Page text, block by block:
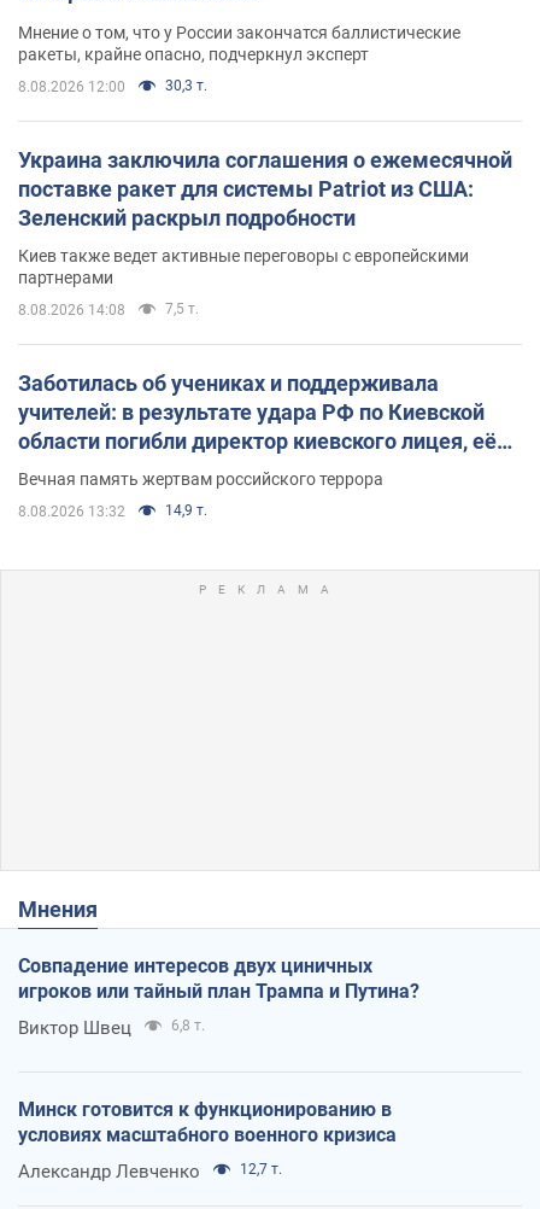
Мнение о том, что у России закончатся баллистические
ракеты, крайне опасно, подчеркнул эксперт
8.08.2026 12:00 30,3 т.
Украина заключила соглашения о ежемесячной
поставке ракет для системы Patriot из США:
Зеленский раскрыл подробности
Киев также ведет активные переговоры с европейскими
партнерами
8.08.2026 14:08 7,5 т.
Заботилась об учениках и поддерживала
учителей: в результате удара РФ по Киевской
области погибли директор киевского лицея, её
муж и внук
Вечная память жертвам российского террора
8.08.2026 13:32 14,9 т.
Мнения
Совпадение интересов двух циничных
игроков или тайный план Трампа и Путина?
Виктор Швец 6,8 т.
Минск готовится к функционированию в
условиях масштабного военного кризиса
Александр Левченко 12,7 т.